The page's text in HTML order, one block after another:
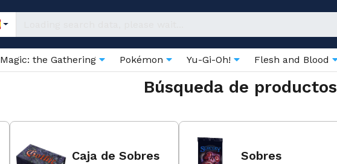
Magic: the Gathering Pokémon Yu-Gi-Oh! Flesh and Blood
Búsqueda de productos
Caja de Sobres Sobres